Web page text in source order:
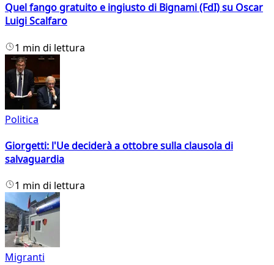
Quel fango gratuito e ingiusto di Bignami (FdI) su Oscar
Luigi Scalfaro
1 min di lettura
Politica
Giorgetti: l'Ue deciderà a ottobre sulla clausola di
salvaguardia
1 min di lettura
Migranti